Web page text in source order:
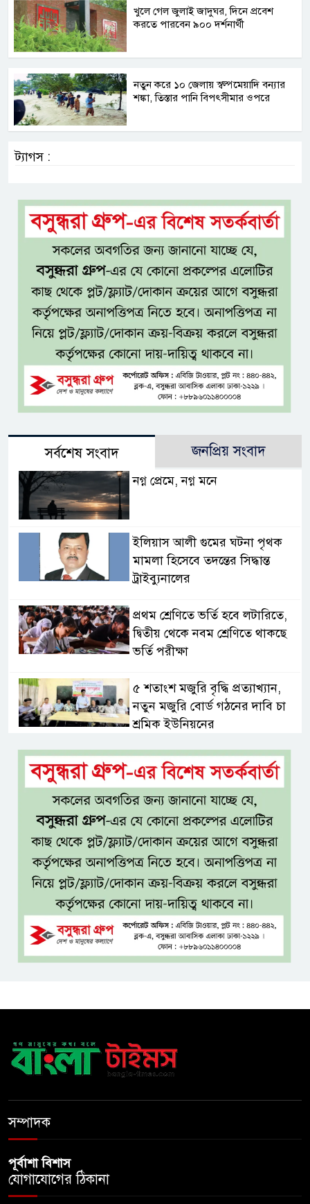
খুলে গেল জুলাই জাদুঘর, দিনে প্রবেশ
করতে পারবেন ৯০০ দর্শনার্থী
নতুন করে ১০ জেলায় স্বল্পমেয়াদি বন্যার
শঙ্কা, তিস্তার পানি বিপৎসীমার ওপরে
ট্যাগস :
সর্বশেষ সংবাদ জনপ্রিয় সংবাদ
নগ্ন প্রেমে, নগ্ন মনে
ইলিয়াস আলী গুমের ঘটনা পৃথক
মামলা হিসেবে তদন্তের সিদ্ধান্ত
ট্রাইব্যুনালের
প্রথম শ্রেণিতে ভর্তি হবে লটারিতে,
দ্বিতীয় থেকে নবম শ্রেণিতে থাকছে
ভর্তি পরীক্ষা
৫ শতাংশ মজুরি বৃদ্ধি প্রত্যাখ্যান,
নতুন মজুরি বোর্ড গঠনের দাবি চা
শ্রমিক ইউনিয়নের
টাঙ্গাইল জেলা পরিষদের উদ্যোগে
২৩ লাখ টাকার আর্থিক অনুদানের
চেক বিতরণ
ধলেশ্বরী থেকে অবৈধ বালু উত্তোলন,
হুমকিতে শামসুল হক সেতু
বঙ্গভবনের নতুন বাসিন্দা কি মির্জা
ফখরুল? বিএনপিতে জোর
আলোচনা, সিদ্ধান্ত নেবেন তারেক
রহমান
বাংলাদেশে এলো থাইল্যান্ডের শীর্ষ
কফি ব্র্যান্ড ‘ক্যাফে আমাজন
সম্পাদক
পূর্বাশা বিশাস
যোগাযোগের ঠিকানা